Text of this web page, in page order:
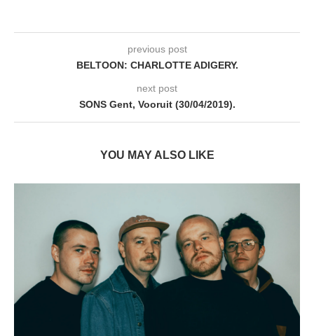
previous post
BELTOON: CHARLOTTE ADIGERY.
next post
SONS Gent, Vooruit (30/04/2019).
YOU MAY ALSO LIKE